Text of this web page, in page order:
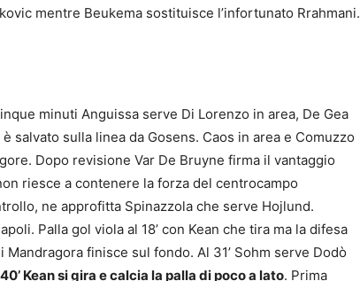
mentre Beukema sostituisce l’infortunato Rrahmani.
minuti Anguissa serve Di Lorenzo in area, De Gea
salvato sulla linea da Gosens. Caos in area e Comuzzo
Dopo revisione Var De Bruyne firma il vantaggio
riesce a contenere la forza del centrocampo
ne approfitta Spinazzola che serve Hojlund.
Palla gol viola al 18’ con Kean che tira ma la difesa
finisce sul fondo. Al 31’ Sohm serve Dodò
Kean si gira e calcia la palla di poco a lato. Prima